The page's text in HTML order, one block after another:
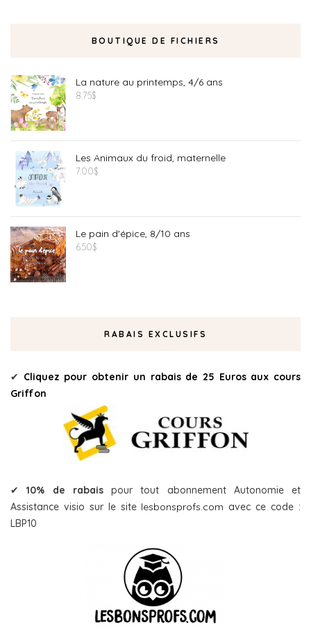
BOUTIQUE DE FICHIERS
La nature au printemps, 4/6 ans
8.75$
Les Animaux du froid, maternelle
7.00$
Le pain d'épice, 8/10 ans
6.50$
RABAIS EXCLUSIFS
✔ Cliquez pour obtenir un rabais de 25 Euros aux cours
Griffon
✔10% de rabaispour tout abonnement Autonomie et
Assistance visio sur le site lesbonsprofs.com avec ce code :
LBP10